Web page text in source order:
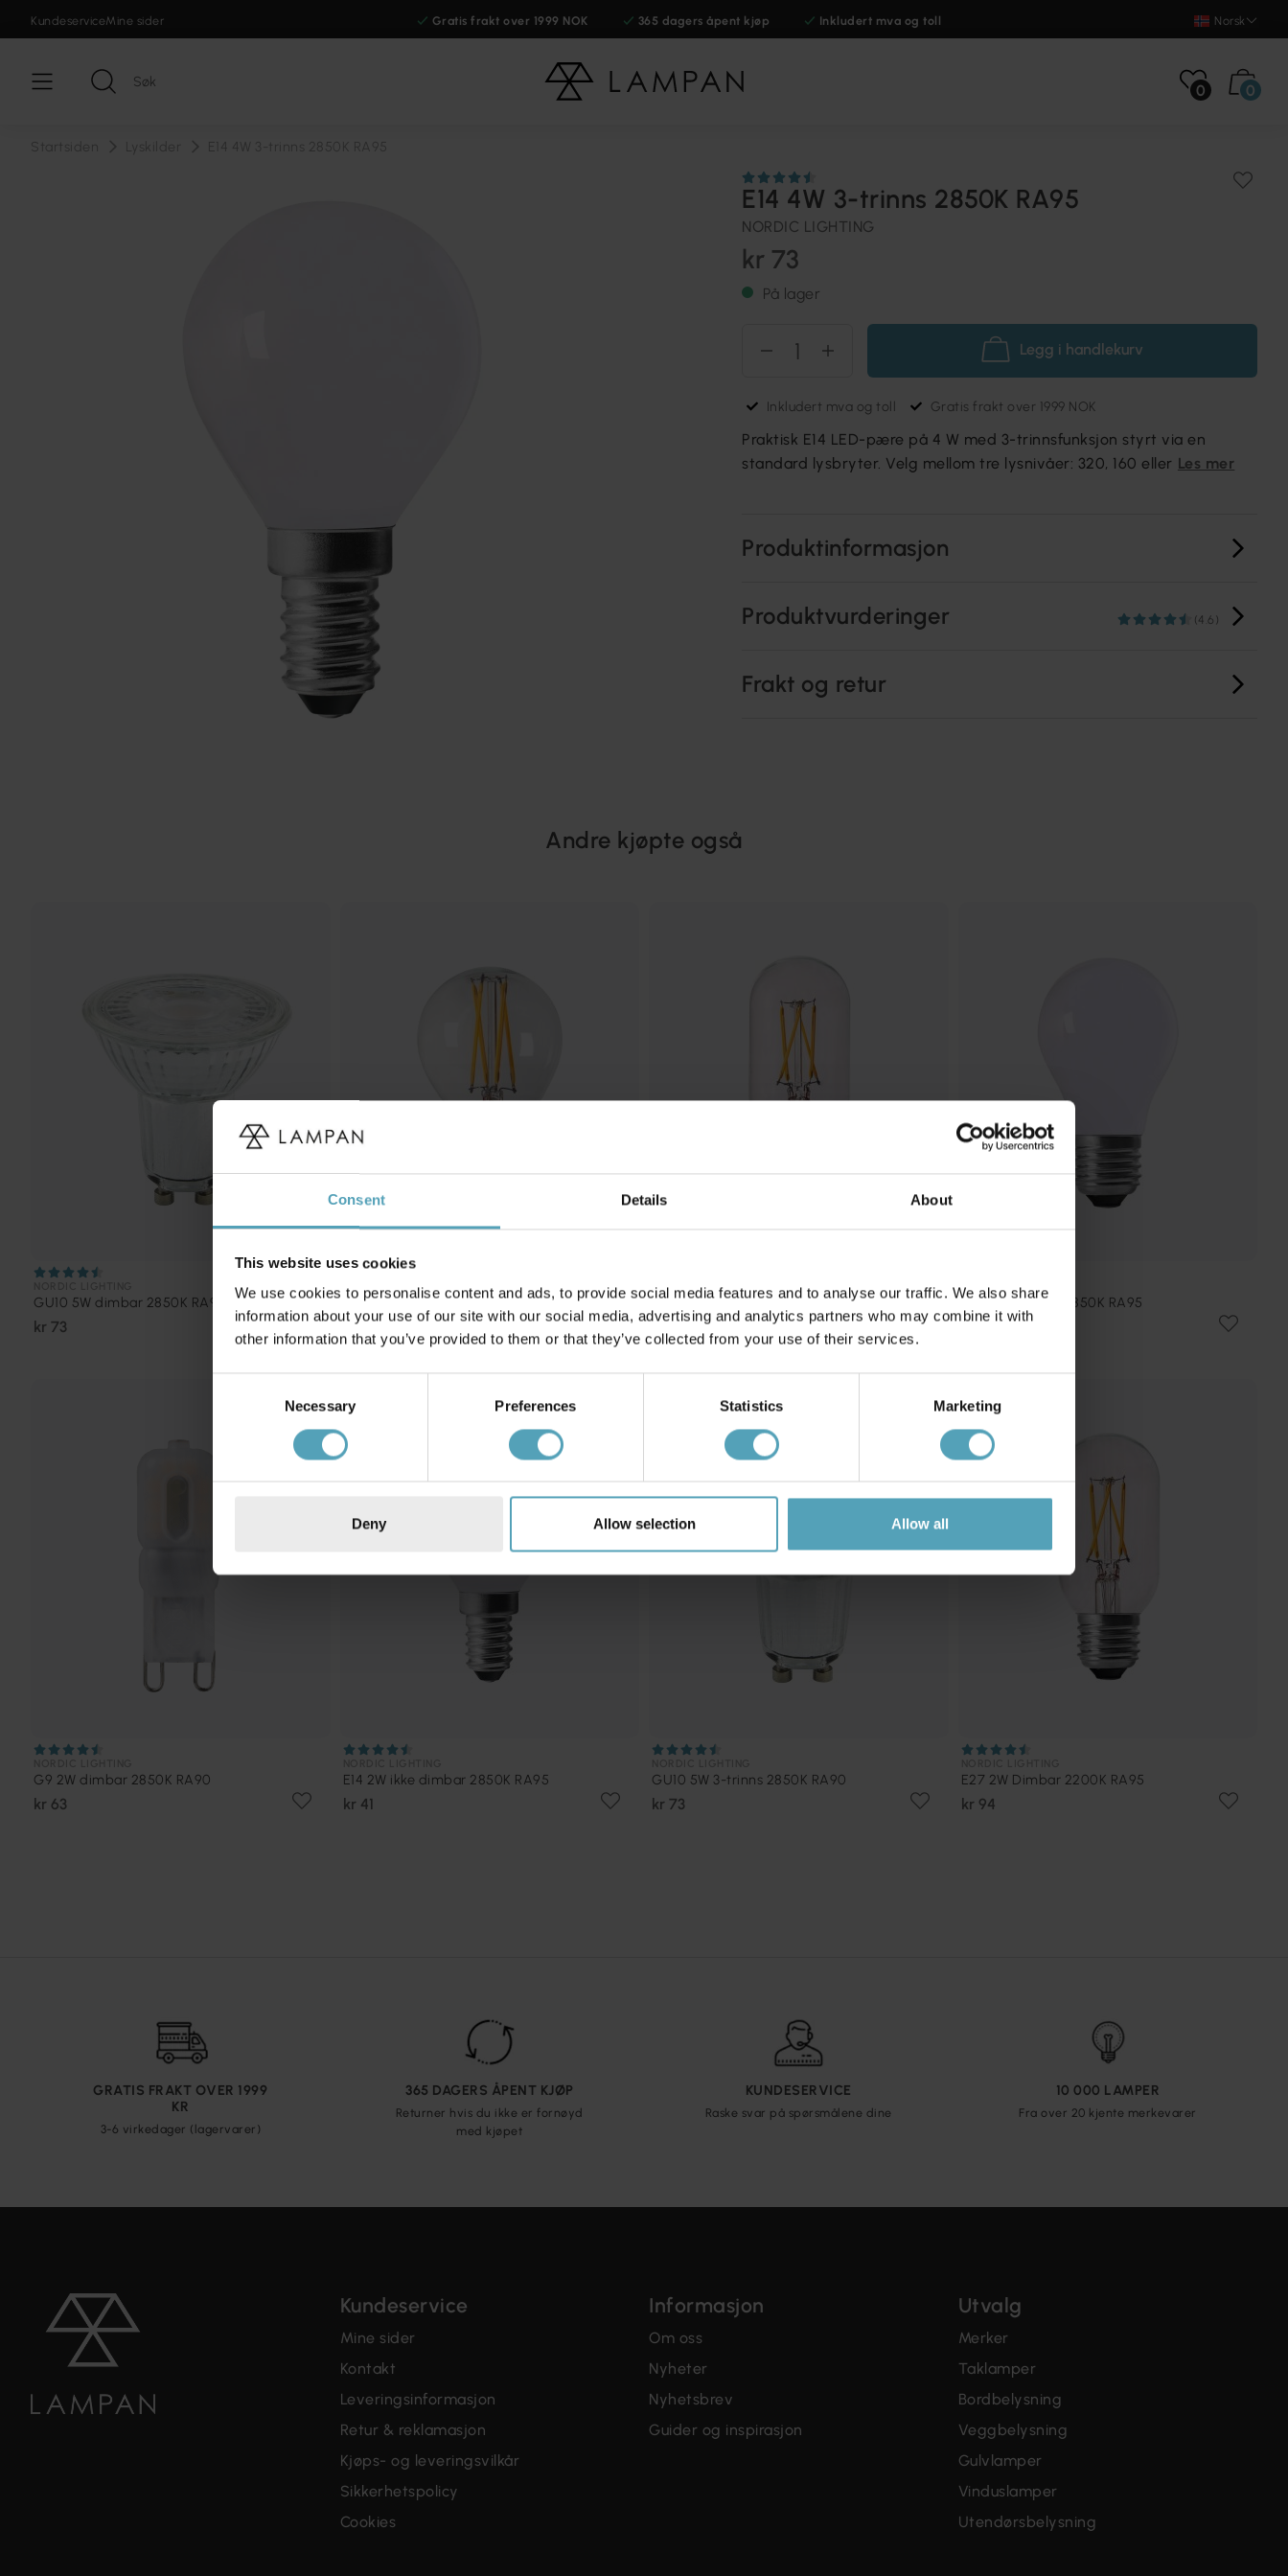
Consent Details About
This website uses cookies
We use cookies to personalise content and ads, to provide social media features and to analyse our traffic. We also share
information about your use of our site with our social media, advertising and analytics partners who may combine it with
other information that you’ve provided to them or that they’ve collected from your use of their services.
Necessary Preferences Statistics Marketing
Deny Allow selection Allow all
KundeserviceMine sider Gratis frakt over 1999 NOK 365 dagers åpent kjøp Inkludert mva og toll Norsk
0 0
E14 4W 3-trinns 2850K RA95
NORDIC LIGHTING
kr 73
På lager
Legg i handlekurv
Inkludert mva og toll Gratis frakt over 1999 NOK
Praktisk E14 LED-pære på 4 W med 3-trinnsfunksjon styrt via en
standard lysbryter. Velg mellom tre lysnivåer: 320, 160 eller Les mer
Produktinformasjon
Produktvurderinger (4.6)
Frakt og retur
Andre kjøpte også
GU10 5W dimbar 2850K RA90
kr 73
NORDIC LIGHTING
E27 4W dimbar 2850K RA95
kr 63
NORDIC LIGHTING
E27 4W Dimbar 2200K RA95
kr 105
NORDIC LIGHTING
E27 7W dimbar 2850K RA95
kr 94
G9 2W dimbar 2850K RA90
kr 63
E14 2W ikke dimbar 2850K RA95
kr 41
GU10 5W 3-trinns 2850K RA90
kr 73
E27 2W Dimbar 2200K RA95
kr 94
GRATIS FRAKT OVER 1999
KR
3-6 virkedager (lagervarer)
365 DAGERS ÅPENT KJØP
Returner hvis du ikke er fornøyd
med kjøpet
KUNDESERVICE
Raske svar på spørsmålene dine
10 000 LAMPER
Fra over 20 kjente merkevarer
Kundeservice
Mine sider
Kontakt
Leveringsinformasjon
Retur & reklamasjon
Kjøps- og leveringsvilkår
Sikkerhetspolicy
Cookies
Informasjon
Om oss
Nyheter
Nyhetsbrev
Guider og inspirasjon
Utvalg
Merker
Taklamper
Bordbelysning
Veggbelysning
Gulvlamper
Vinduslamper
Utendørsbelysning